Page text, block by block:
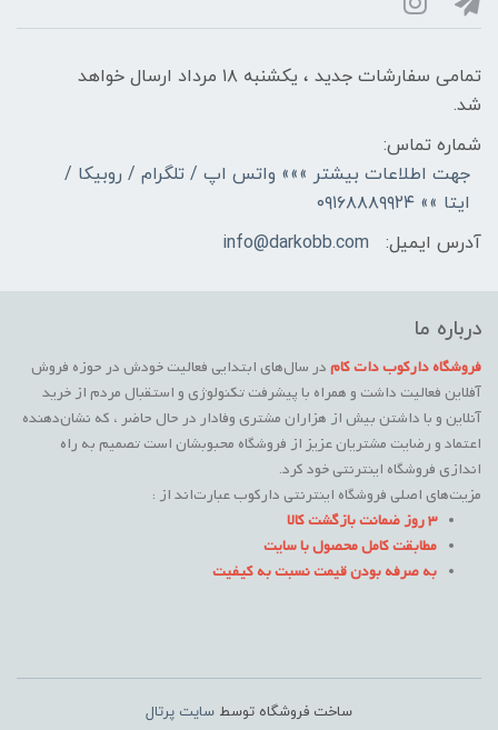
تمامی سفارشات جدید ، یکشنبه ۱۸ مرداد ارسال خواهد
شد.
شماره تماس:
جهت اطلاعات بیشتر »»» واتس اپ / تلگرام / روبیکا /
ایتا »» ۰۹۱۶۸۸۸۹۹۲۴
آدرس ایمیل:
info@darkobb.com
درباره ما
فروشگاه دارکوب دات کامدر سال‌های ابتدایی فعالیت خودش در حوزه فروش
آفلاین فعالیت داشت و همراه با پیشرفت تکنولوژی و استقبال مردم از خرید
آنلاین و با داشتن بیش از هزاران مشتری وفادار در حال حاضر ، که نشان‌دهنده
اعتماد و رضایت مشتریان عزیز از فروشگاه محبوبشان است تصمیم به راه
اندازی فروشگاه اینترنتی خود کرد.
مزیت‌های اصلی فروشگاه اینترنتی دارکوب عبارت‌اند از :
3 روز ضمانت بازگشت کالا
مطابقت کامل محصول با سایت
به صرفه بودن قیمت نسبت به کیفیت
ساخت فروشگاه توسط سایت پرتال